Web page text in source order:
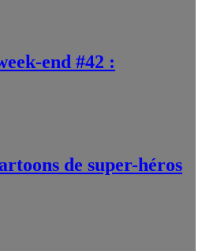
end #42 :
de super-héros